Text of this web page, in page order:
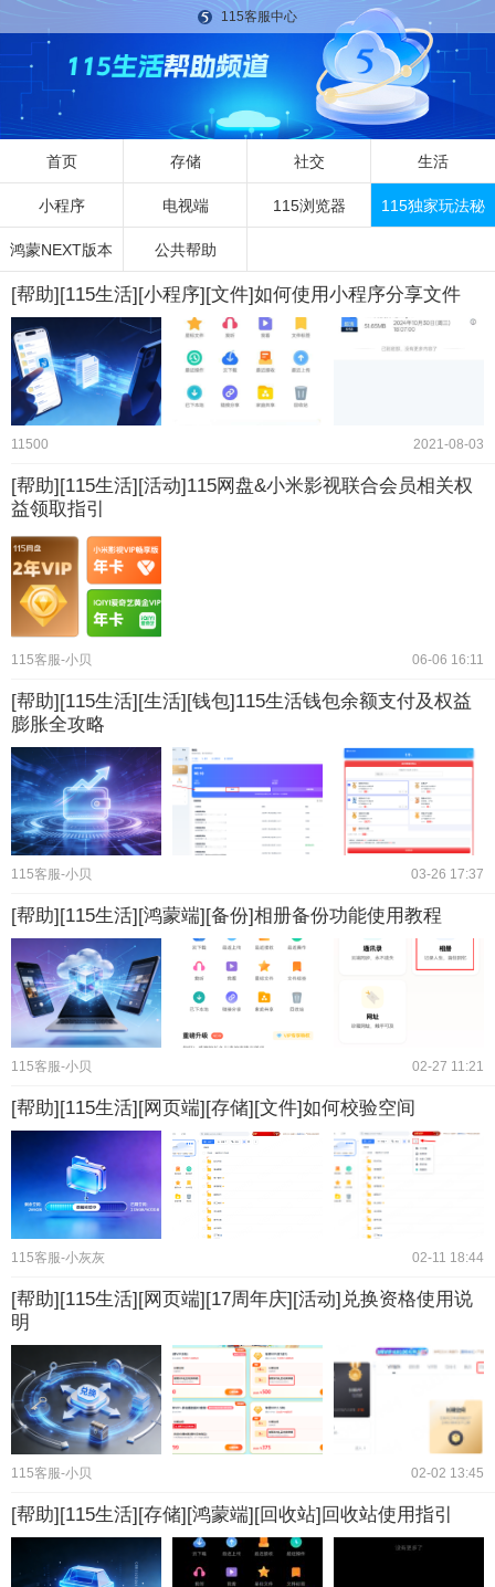
115客服中心
首页 存储 社交 生活
小程序 电视端 115浏览器 115独家玩法秘
鸿蒙NEXT版本 公共帮助
[帮助][115生活][小程序][文件]如何使用小程序分享文件
11500 2021-08-03
[帮助][115生活][活动]115网盘&小米影视联合会员相关权
益领取指引
115客服-小贝 06-06 16:11
[帮助][115生活][生活][钱包]115生活钱包余额支付及权益
膨胀全攻略
115客服-小贝 03-26 17:37
[帮助][115生活][鸿蒙端][备份]相册备份功能使用教程
115客服-小贝 02-27 11:21
[帮助][115生活][网页端][存储][文件]如何校验空间
115客服-小灰灰 02-11 18:44
[帮助][115生活][网页端][17周年庆][活动]兑换资格使用说
明
115客服-小贝 02-02 13:45
[帮助][115生活][存储][鸿蒙端][回收站]回收站使用指引